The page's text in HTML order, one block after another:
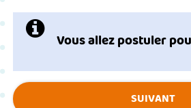
Vous allez postuler
SUIVANT